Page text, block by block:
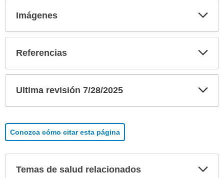
Imágenes
Referencias
Ultima revisión 7/28/2025
Conozca cómo citar esta página
Temas de salud relacionados